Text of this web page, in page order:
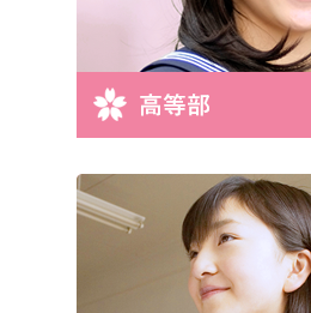
当校の個人情報の取扱に関するお問合せ
〒509-7201 岐阜県恵那市大井町172-13
TEL:0573-25-3599